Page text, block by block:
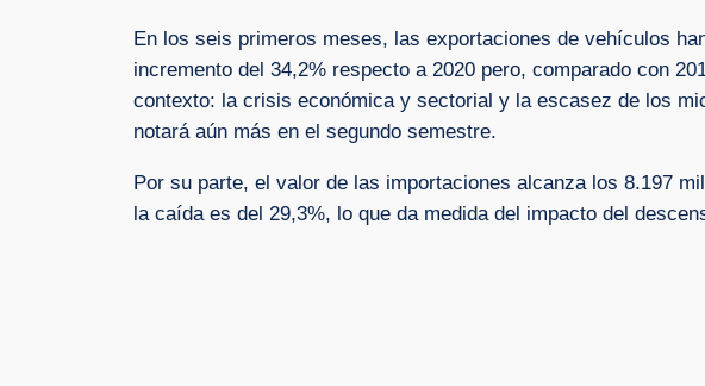
En los seis primeros meses, las exportaciones de vehículos
incremento del 34,2% respecto a 2020 pero, comparado con
contexto: la crisis económica y sectorial y la escasez de los
notará aún más en el segundo semestre.
Por su parte, el valor de las importaciones alcanza los 8.197
la caída es del 29,3%, lo que da medida del impacto del